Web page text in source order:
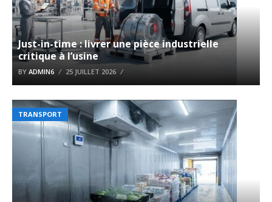
Just-in-time : livrer une pièce industrielle
critique à l’usine
BY ADMIN6 25 JUILLET 2026
TRANSPORT